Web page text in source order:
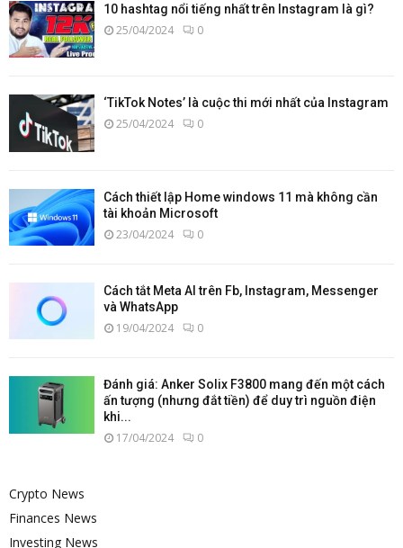
10 hashtag nổi tiếng nhất trên Instagram là gì?
25/04/2024 0
‘TikTok Notes’ là cuộc thi mới nhất của Instagram
25/04/2024 0
Cách thiết lập Home windows 11 mà không cần
tài khoản Microsoft
23/04/2024 0
Cách tắt Meta AI trên Fb, Instagram, Messenger
và WhatsApp
19/04/2024 0
Đánh giá: Anker Solix F3800 mang đến một cách
ấn tượng (nhưng đắt tiền) để duy trì nguồn điện
khi...
17/04/2024 0
Crypto News
Finances News
Investing News